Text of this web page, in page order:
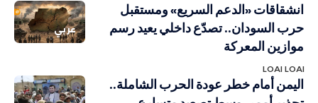
عربي
انشقاقات «الدعم السريع» ومستقبل
حرب السودان.. تصدّع داخلي يعيد رسم
موازين المعركة
LOAI LOAI
اليمن أمام خطر عودة الحرب الشاملة..